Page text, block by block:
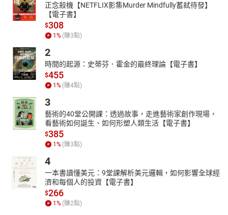
正念殺機【NETFLIX影集Murder Mindfully蓄弒待發】
【電子書】
$308
1% (賺3點)
2
時間的起源：史蒂芬．霍金的最終理論【電子書】
$455
1% (賺4點)
3
藝術的40堂公開課：透過故事，走進藝術家創作現場，
看藝術如何誕生、如何形塑人類生活【電子書】
$385
1% (賺3點)
4
一本書讀懂美元：9堂課解析美元邏輯，如何影響全球經
濟和每個人的投資【電子書】
$266
1% (賺2點)